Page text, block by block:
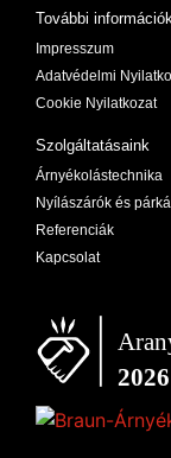
További
Impresszum
Adatvédelmi
Cookie Nyilatkozat
Szolgáltatásaink
Árnyékolástechnika
Nyílászárók és
Referenciák
Kapcsolat